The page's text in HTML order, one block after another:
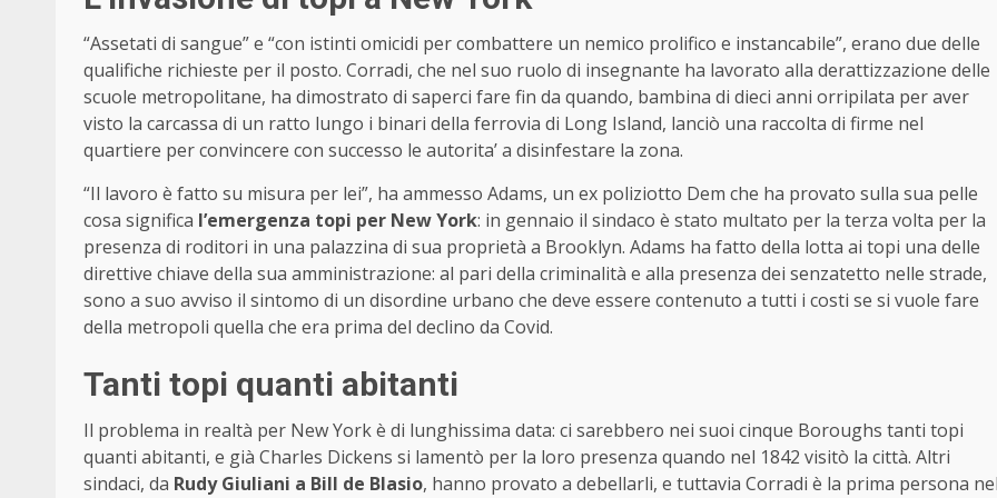
“Assetati di sangue” e “con istinti omicidi per combattere un nemico prolifico e instancabile”, erano due delle
qualifiche richieste per il posto. Corradi, che nel suo ruolo di insegnante ha lavorato alla derattizzazione delle
scuole metropolitane, ha dimostrato di saperci fare fin da quando, bambina di dieci anni orripilata per aver
visto la carcassa di un ratto lungo i binari della ferrovia di Long Island, lanciò una raccolta di firme nel
quartiere per convincere con successo le autorita’ a disinfestare la zona.
“Il lavoro è fatto su misura per lei”, ha ammesso Adams, un ex poliziotto Dem che ha provato sulla sua pelle
cosa significa l’emergenza topi per New York: in gennaio il sindaco è stato multato per la terza volta per la
presenza di roditori in una palazzina di sua proprietà a Brooklyn. Adams ha fatto della lotta ai topi una delle
direttive chiave della sua amministrazione: al pari della criminalità e alla presenza dei senzatetto nelle strade,
sono a suo avviso il sintomo di un disordine urbano che deve essere contenuto a tutti i costi se si vuole fare
della metropoli quella che era prima del declino da Covid.
Tanti topi quanti abitanti
Il problema in realtà per New York è di lunghissima data: ci sarebbero nei suoi cinque Boroughs tanti topi
quanti abitanti, e già Charles Dickens si lamentò per la loro presenza quando nel 1842 visitò la città. Altri
sindaci, da Rudy Giuliani a Bill de Blasio, hanno provato a debellarli, e tuttavia Corradi è la prima persona